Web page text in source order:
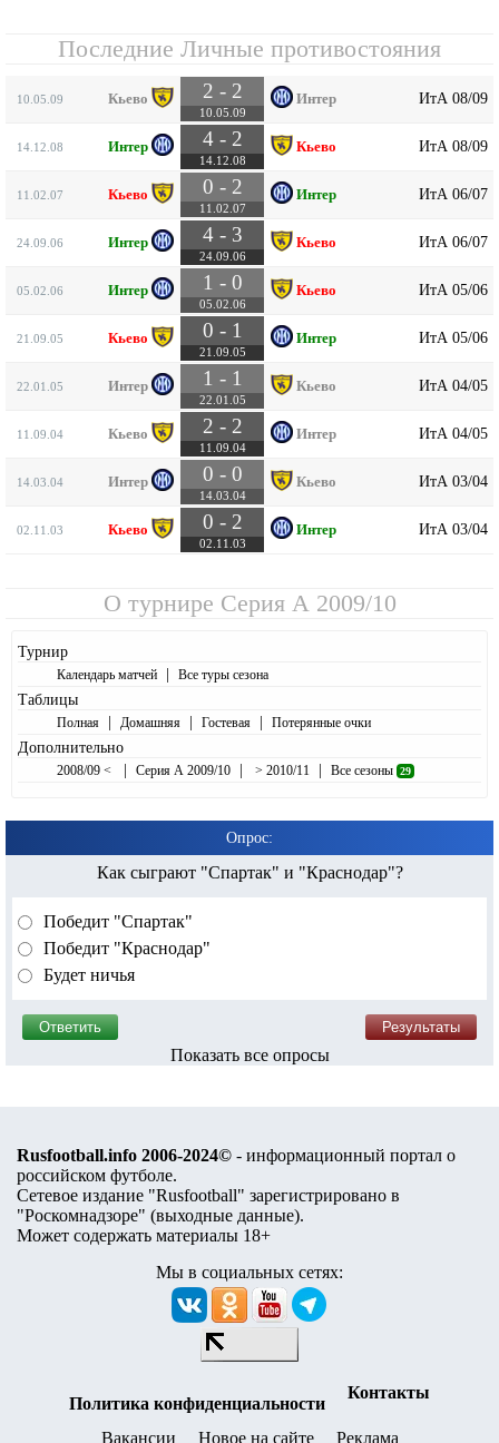
Последние Личные противостояния
10.05.09 Кьево 2 - 2
10.05.09
Интер ИтА 08/09
14.12.08 Интер 4 - 2
14.12.08
Кьево ИтА 08/09
11.02.07 Кьево 0 - 2
11.02.07
Интер ИтА 06/07
24.09.06 Интер 4 - 3
24.09.06
Кьево ИтА 06/07
05.02.06 Интер 1 - 0
05.02.06
Кьево ИтА 05/06
21.09.05 Кьево 0 - 1
21.09.05
Интер ИтА 05/06
22.01.05 Интер 1 - 1
22.01.05
Кьево ИтА 04/05
11.09.04 Кьево 2 - 2
11.09.04
Интер ИтА 04/05
14.03.04 Интер 0 - 0
14.03.04
Кьево ИтА 03/04
02.11.03 Кьево 0 - 2
02.11.03
Интер ИтА 03/04
О турнире Серия А 2009/10
Турнир
Календарь матчей | Все туры сезона
Таблицы
Полная | Домашняя | Гостевая | Потерянные очки
Дополнительно
2008/09 < | Серия А 2009/10 | > 2010/11 | Все сезоны 29
Опрос:
Как сыграют "Спартак" и "Краснодар"?
Победит "Спартак"
Победит "Краснодар"
Будет ничья
Показать все опросы
Rusfootball.info 2006-2024© - информационный портал о
российском футболе.
Сетевое издание "Rusfootball" зарегистрировано в
"Роскомнадзоре" (выходные данные).
Может содержать материалы 18+
Мы в социальных сетях:
Политика конфиденциальности
Контакты
Вакансии Новое на сайте Реклама